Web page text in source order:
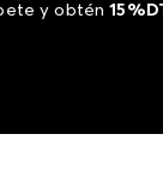
y obtén